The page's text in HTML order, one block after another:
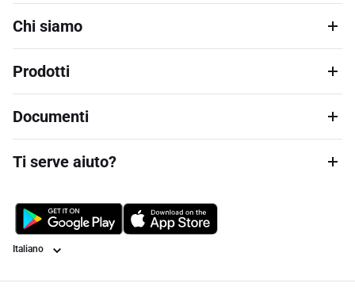
Chi siamo
Prodotti
Documenti
Ti serve aiuto?
Lingua